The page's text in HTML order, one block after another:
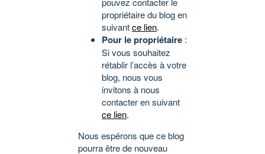
propriétaire du blog en
suivantce lien.
Pour le propriétaire :
Si vous souhaitez
rétablir l’accès à votre
blog, nous vous
invitons à nous
contacter en suivant
ce lien.
Nous espérons que ce blog
pourra être de nouveau